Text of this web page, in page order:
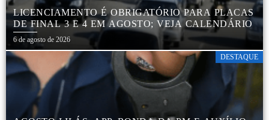
LICENCIAMENTO É OBRIGATÓRIO PARA PLACAS
DE FINAL 3 E 4 EM AGOSTO; VEJA CALENDÁRIO
6 de agosto de 2026
DESTAQUE